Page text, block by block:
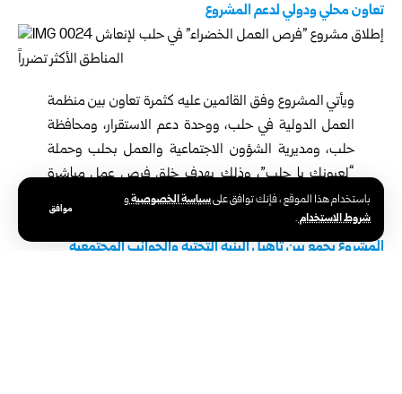
باستخدام هذا الموقع ، فإنك توافق علىسياسة الخصوصيةو
شروط الاستخدام.
موافق
تعاون محلي ودولي لدعم المشروع
ويأتي المشروع وفق القائمين عليه كثمرة تعاون بين منظمة
العمل الدولية في حلب، ووحدة دعم الاستقرار، ومحافظة
حلب، ومديرية الشؤون الاجتماعية والعمل بحلب وحملة
“لعيونك يا حلب”، وذلك بهدف خلق فرص عمل مباشرة
لمئة وسبعين شخصاً بدخل جيد، إلى جانب تسجيلهم في
التأمينات الاجتماعية والمساهمة في جهود إعادة الإعمار.
المشروع يجمع بين تأهيل البنية التحتية والجوانب المجتمعية